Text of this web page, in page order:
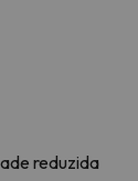
reduzida